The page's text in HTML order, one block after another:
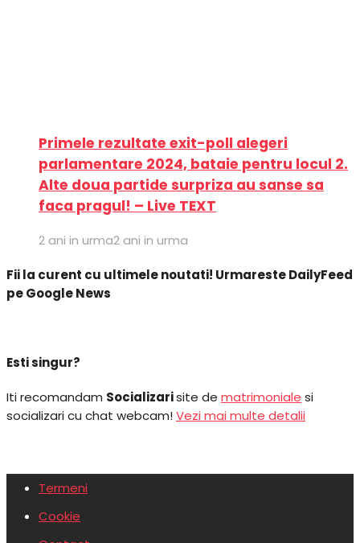
Primele rezultate exit-poll alegeri
parlamentare 2024, bataie pentru locul 2.
Alte doua partide surpriza au sanse sa
faca pragul! – Live TEXT
2 ani in urma2 ani in urma
Fii la curent cu ultimele noutati! Urmareste DailyFeed
pe Google News
Esti singur?
Iti recomandam Socializarisite de matrimoniale si
socializari cu chat webcam!Vezi mai multe detalii
Termeni
Cookie